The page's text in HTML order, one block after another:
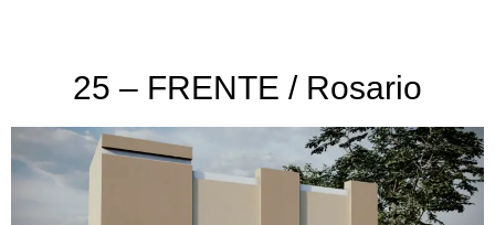
25 – FRENTE / Rosario